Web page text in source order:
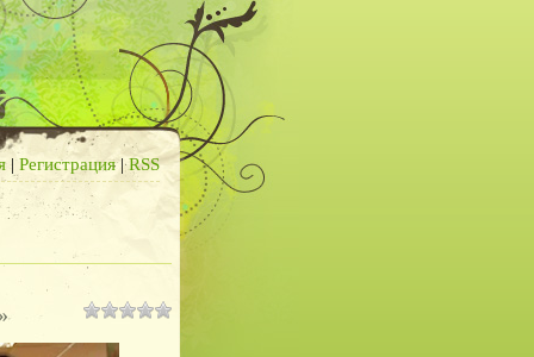
| Регистрация|RSS